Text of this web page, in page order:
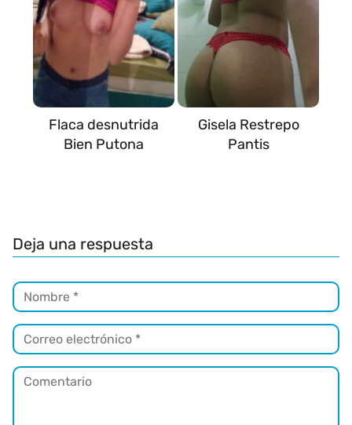
Flaca desnutrida
Bien Putona
Gisela Restrepo
Pantis
Deja una respuesta